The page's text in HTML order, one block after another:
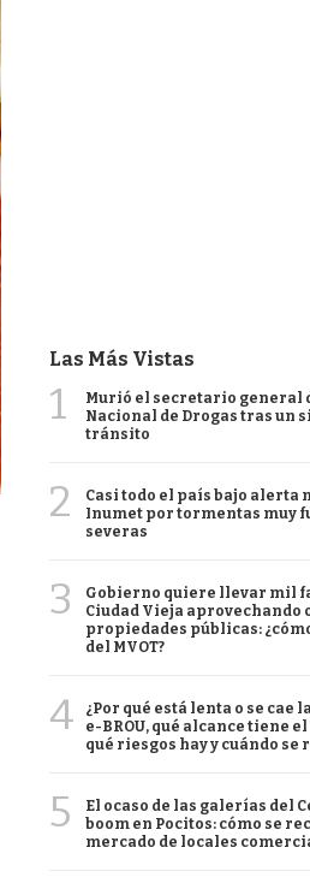
Las Más Vistas
1
Murió el secretario general
Nacional de Drogas tras un
tránsito
2
Casi todo el país bajo alerta
Inumet por tormentas muy
severas
3
Gobierno quiere llevar mil
Ciudad Vieja aprovechando
propiedades públicas:
del MVOT?
4
¿Por qué está lenta o se cae
e-BROU, qué alcance tiene
qué riesgos hay y cuándo se
5
El ocaso de las galerías del
boom en Pocitos: cómo se
mercado de locales